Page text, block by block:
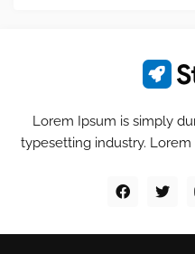
Lorem Ipsum is simply
typesetting industry.